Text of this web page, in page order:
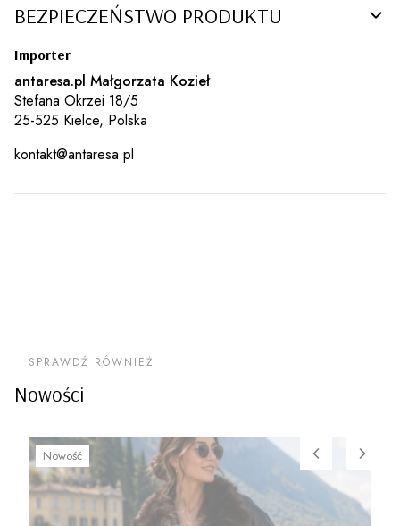
BEZPIECZEŃSTWO PRODUKTU
Importer
antaresa.pl Małgorzata Kozieł
Stefana Okrzei 18/5
25-525 Kielce, Polska
kontakt@antaresa.pl
Nowości
SPRAWDŹ RÓWNIEŻ
Nowość